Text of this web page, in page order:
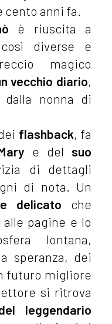
anni fa.
è riuscita a
diverse e
magico
vecchio diario,
dalla nonna di
flashback, fa
e del suo
di dettagli
di nota. Un
delicato che
pagine e lo
lontana,
speranza, dei
futuro migliore
si ritrova
leggendario